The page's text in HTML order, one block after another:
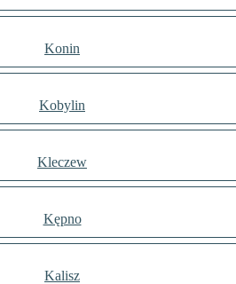
Konin
Kobylin
Kleczew
Kępno
Kalisz